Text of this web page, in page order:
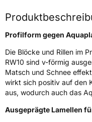
Weitere Eigenschaften
SchlauchtypTL
ZustandNeureifen
M+SJa
Profilform gegen
Die Blöcke und Rillen im
RW10 sind v-förmig
Matsch und Schnee
wirkt sich positiv auf den
aus, wodurch auch das
Ausgeprägte Lamellen